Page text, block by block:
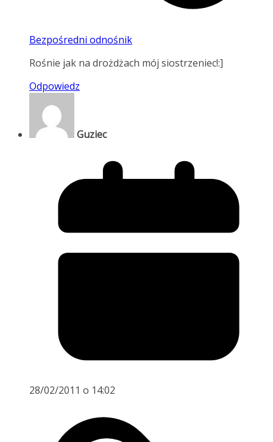
Bezpośredni odnośnik
Rośnie jak na drożdżach mój siostrzeniec!:]
Odpowiedz
Guziec
28/02/2011 o 14:02